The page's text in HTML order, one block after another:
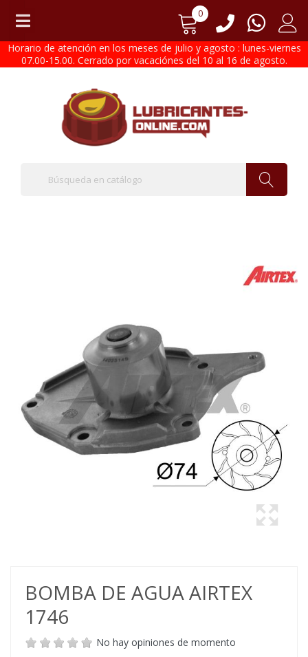
0
Horario de atención en los meses de julio y agosto : lunes-viernes
07.00-15.00. Cerrado por vacaciónes del 10 al 16 de agosto.
BOMBA DE AGUA AIRTEX
1746
No hay opiniones de momento